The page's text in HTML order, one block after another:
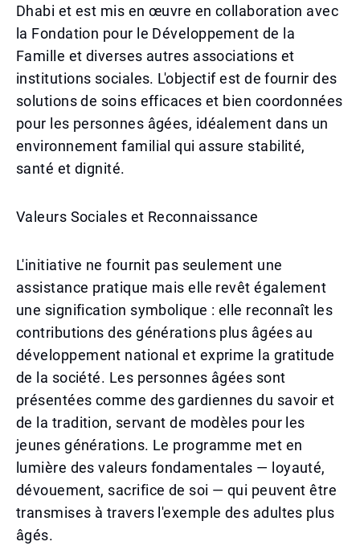
Dhabi et est mis en œuvre en collaboration avec
la Fondation pour le Développement de la
Famille et diverses autres associations et
institutions sociales. L'objectif est de fournir des
solutions de soins efficaces et bien coordonnées
pour les personnes âgées, idéalement dans un
environnement familial qui assure stabilité,
santé et dignité.
Valeurs Sociales et Reconnaissance
L'initiative ne fournit pas seulement une
assistance pratique mais elle revêt également
une signification symbolique : elle reconnaît les
contributions des générations plus âgées au
développement national et exprime la gratitude
de la société. Les personnes âgées sont
présentées comme des gardiennes du savoir et
de la tradition, servant de modèles pour les
jeunes générations. Le programme met en
lumière des valeurs fondamentales — loyauté,
dévouement, sacrifice de soi — qui peuvent être
transmises à travers l'exemple des adultes plus
âgés.